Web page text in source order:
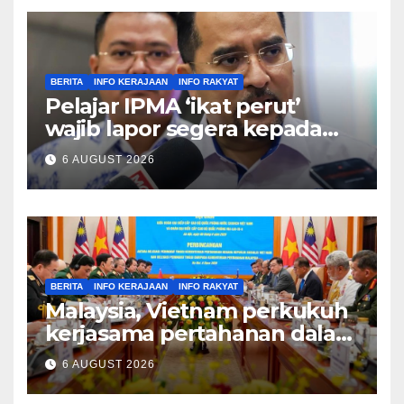
BERITA INFO KERAJAAN INFO RAKYAT
Pelajar IPMA ‘ikat perut’
wajib lapor segera kepada
Pengarah – Asyraf Wajdi
6 AUGUST 2026
BERITA INFO KERAJAAN INFO RAKYAT
Malaysia, Vietnam perkukuh
kerjasama pertahanan dalam
bidang strategik termasuk
AI, perkongsian risikan –
6 AUGUST 2026